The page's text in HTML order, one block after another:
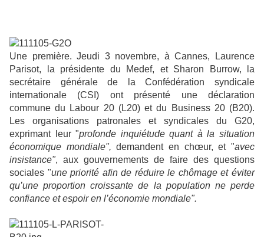
Une première. Jeudi 3 novembre, à Cannes, Laurence
Parisot, la présidente du Medef, et Sharon Burrow, la
secrétaire générale de la Confédération syndicale
internationale (CSI) ont présenté une déclaration
commune du Labour 20 (L20) et du Business 20 (B20).
Les organisations patronales et syndicales du G20,
exprimant leur "profonde inquiétude quant à la situation
économique mondiale", demandent en chœur, et "avec
insistance", aux gouvernements de faire des questions
sociales "une priorité afin de réduire le chômage et éviter
qu’une proportion croissante de la population ne perde
confiance et espoir en l’économie mondiale".